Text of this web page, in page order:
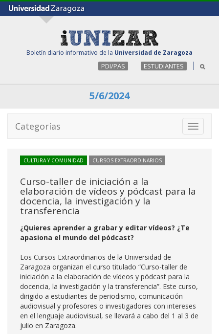
Boletín diario informativo de la Universidad de Zaragoza
PDI/PAS ESTUDIANTES
5/6/2024
Toggle
Categorías
CULTURA Y COMUNIDAD CURSOS EXTRAORDINARIOS
Curso-taller de iniciación a la
elaboración de vídeos y pódcast para la
docencia, la investigación y la
transferencia
¿Quieres aprender a grabar y editar vídeos? ¿Te
apasiona el mundo del pódcast?
Los Cursos Extraordinarios de la Universidad de
Zaragoza organizan el curso titulado “Curso-taller de
iniciación a la elaboración de vídeos y pódcast para la
docencia, la investigación y la transferencia”. Este curso,
dirigido a estudiantes de periodismo, comunicación
audiovisual y profesores o investigadores con intereses
en el lenguaje audiovisual, se llevará a cabo del 1 al 3 de
julio en Zaragoza.